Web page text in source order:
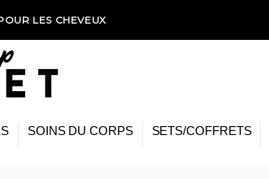
FRAIS*
SOINS DU CORPS SETS/COFFRETS